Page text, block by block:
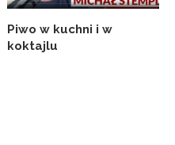
Piwo w kuchni i w
koktajlu